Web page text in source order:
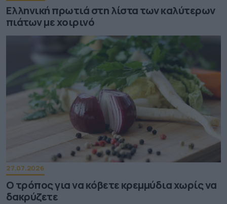
Ελληνική πρωτιά στη λίστα των καλύτερων
πιάτων με χοιρινό
27.07.2026
Ο τρόπος για να κόβετε κρεμμύδια χωρίς να
δακρύζετε